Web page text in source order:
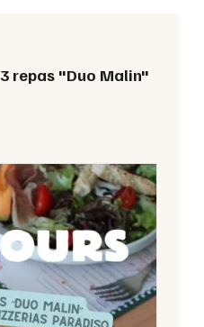
repas "Duo Malin"